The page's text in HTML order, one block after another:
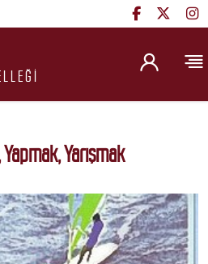
Yarışmak